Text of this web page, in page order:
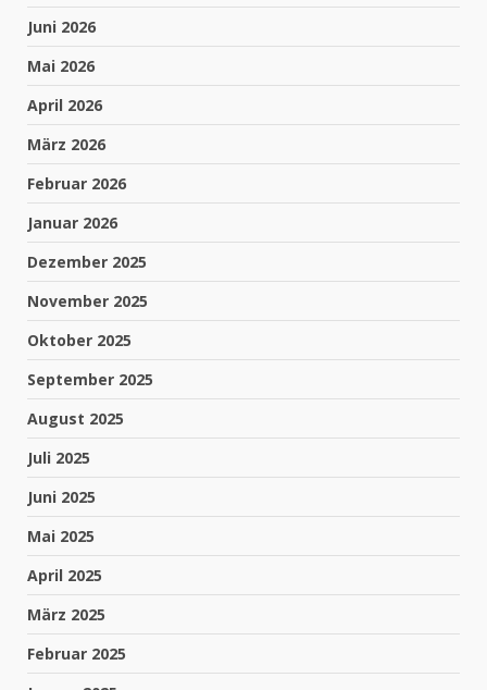
Juni 2026
Mai 2026
April 2026
März 2026
Februar 2026
Januar 2026
Dezember 2025
November 2025
Oktober 2025
September 2025
August 2025
Juli 2025
Juni 2025
Mai 2025
April 2025
März 2025
Februar 2025